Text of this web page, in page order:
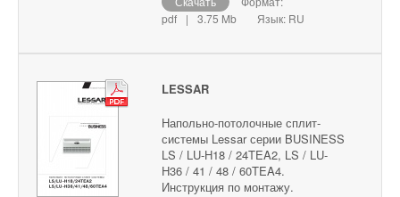
pdf
| 3.75 Mb Язык: RU
LESSAR
Напольно-потолочные сплит-
системы Lessar серии BUSINESS
LS / LU-H18 / 24TEA2, LS / LU-
H36 / 41 / 48 / 60TEA4.
Инструкция по монтажу.